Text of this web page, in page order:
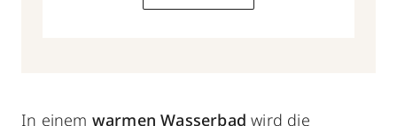
In einem warmen Wasserbad wird die